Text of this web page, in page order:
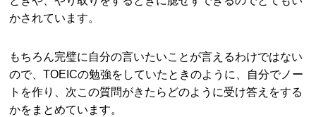
かされています。
もちろん完璧に自分の言いたいことが言えるわけではない
ので、TOEICの勉強をしていたときのように、自分でノー
トを作り、次この質問がきたらどのように受け答えをする
かをまとめています。